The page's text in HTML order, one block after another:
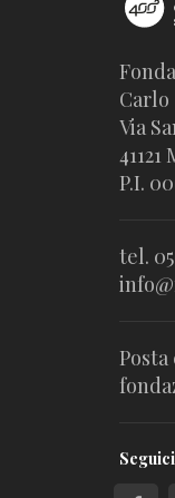
Carlo
Via
P.I.
tel.
Seguici